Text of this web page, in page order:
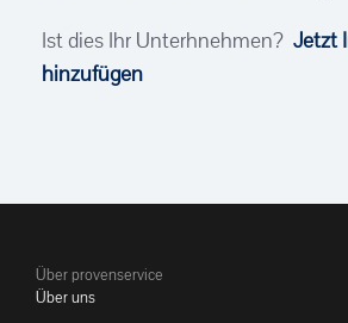
Ist dies Ihr Unterhnehmen? Jetzt
hinzufügen
Über provenservice
Über uns